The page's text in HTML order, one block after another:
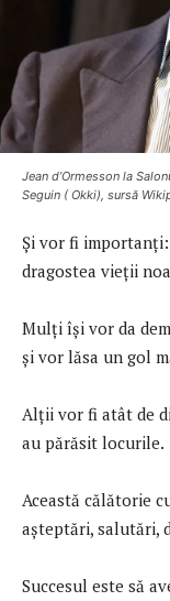
Jean d’Ormesson la
Seguin ( Okki), sursă
Și vor fi
dragostea vieții
Mulți își vor da
și vor lăsa un gol
Alții vor fi atât de
au părăsit locurile.
Această călătorie
așteptări, salutări,
Succesul este să